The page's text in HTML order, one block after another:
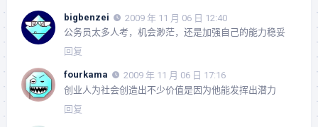
bigbenzei
2009 年 11 月 06 日 12:40
公务员太多人考，机会渺茫，还是加强自己的能力稳妥
回复
fourkama
2009 年 11 月 06 日 17:16
创业人为社会创造出不少价值是因为他能发挥出潜力
回复